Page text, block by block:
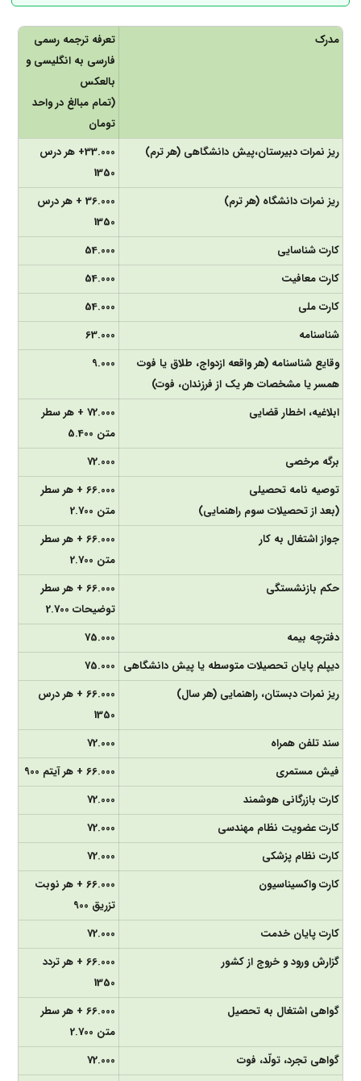
مدرک
تعرفه ترجمه رسمی
فارسی به انگلیسی و
بالعکس
(تمام مبالغ در واحد
تومان
ریز نمرات دبیرستان،پیش دانشگاهی (هر ترم)
33.000+ هر درس
1350
ریز نمرات دانشگاه (هر ترم)
36.000 + هر درس
1350
کارت شناسایی
54.000
کارت معافیت
54.000
کارت ملی
54.000
شناسنامه
63.000
وقایع شناسنامه (هر واقعه ازدواج، طلاق یا فوت
همسر یا مشخصات هر یک از فرزندان، فوت)
9.000
ابلاغیه، اخطار قضایی
72.000 + هر سطر
متن 5.400
برگه مرخصی
72.000
توصیه نامه تحصیلی
(بعد از تحصیلات سوم راهنمایی)
66.000 + هر سطر
متن 2.700
جواز اشتغال به کار
66.000 + هر سطر
متن 2.700
حکم بازنشستگی
66.000 + هر سطر
توضیحات 2.700
دفترچه بیمه
75.000
دیپلم پایان تحصیلات متوسطه یا پیش دانشگاهی 75.000
ریز نمرات دبستان، راهنمایی (هر سال)
66.000 + هر درس
1350
سند تلفن همراه
72.000
فیش مستمری
66.000 + هر آیتم 900
کارت بازرگانی هوشمند
72.000
کارت عضویت نظام مهندسی
72.000
کارت نظام پزشکی
72.000
کارت واکسیناسیون
66.000 + هر نوبت
تزریق 900
کارت پایان خدمت
72.000
گزارش ورود و خروج از کشور
66.000 + هر تردد
1350
گواهی اشتغال به تحصیل
66.000 + هر سطر
متن 2.700
گواهی تجرد، تولّد، فوت
72.000